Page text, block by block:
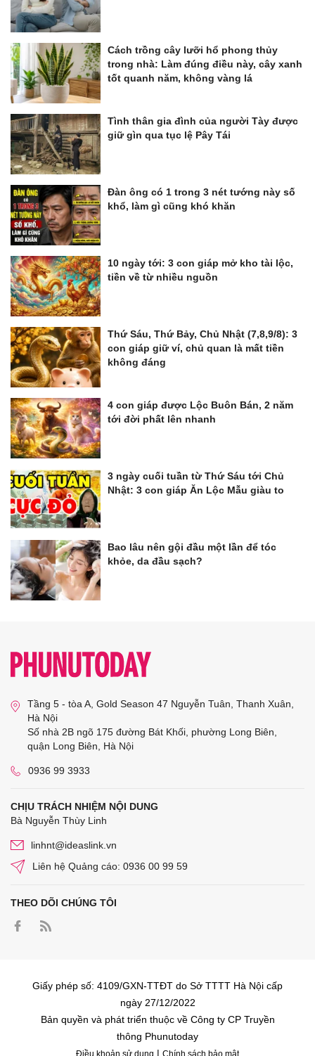
Cách trồng cây lưỡi hổ phong thủy
trong nhà: Làm đúng điều này, cây xanh
tốt quanh năm, không vàng lá
Tình thân gia đình của người Tày được
giữ gìn qua tục lệ Pây Tái
Đàn ông có 1 trong 3 nét tướng này số
khổ, làm gì cũng khó khăn
10 ngày tới: 3 con giáp mở kho tài lộc,
tiền về từ nhiều nguồn
Thứ Sáu, Thứ Bảy, Chủ Nhật (7,8,9/8): 3
con giáp giữ ví, chủ quan là mất tiền
không đáng
4 con giáp được Lộc Buôn Bán, 2 năm
tới đời phất lên nhanh
3 ngày cuối tuần từ Thứ Sáu tới Chủ
Nhật: 3 con giáp Ăn Lộc Mẫu giàu to
Bao lâu nên gội đầu một lần để tóc
khỏe, da đầu sạch?
Tầng 5 - tòa A, Gold Season 47 Nguyễn Tuân, Thanh Xuân,
Hà Nội
Số nhà 2B ngõ 175 đường Bát Khối, phường Long Biên,
quận Long Biên, Hà Nội
0936 99 3933
CHỊU TRÁCH NHIỆM NỘI DUNG
Bà Nguyễn Thùy Linh
linhnt@ideaslink.vn
Liên hệ Quảng cáo: 0936 00 99 59
THEO DÕI CHÚNG TÔI
Giấy phép số: 4109/GXN-TTĐT do Sở TTTT Hà Nội cấp
ngày 27/12/2022
Bản quyền và phát triển thuộc về Công ty CP Truyền
thông Phunutoday
|